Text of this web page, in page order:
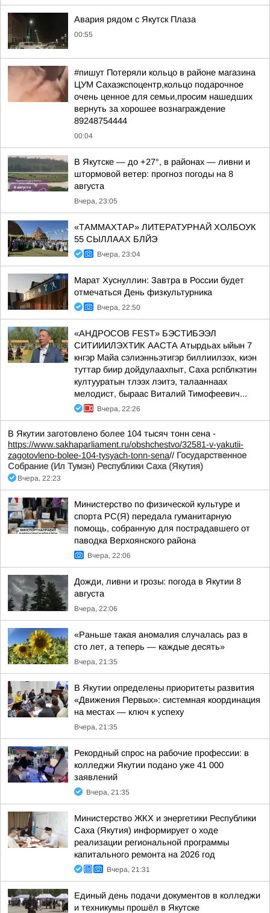
Авария рядом с Якутск Плаза
00:55
#пишут Потеряли кольцо в районе магазина
ЦУМ Сахаэкспоцентр,кольцо подарочное
очень ценное для семьи,просим нашедших
вернуть за хорошее вознаграждение
89248754444
00:04
В Якутске — до +27°, в районах — ливни и
штормовой ветер: прогноз погоды на 8
августа
Вчера, 23:05
«ТАММАХТАР» ЛИТЕРАТУРНАЙ ХОЛБОУК
55 СЫЛЛААХ БЛЙЭ
Вчера, 23:04
Марат Хуснуллин: Завтра в России будет
отмечаться День физкультурника
Вчера, 22:50
«АНДРОСОВ FEST» БЭСТИБЭЭЛ
СИТИИИЛЭХТИК ААСТА Атырдьах ыйын 7
кнгэр Майа сэлиэнньэтигэр биллиилээх, киэн
туттар биир дойдулаахпыт, Саха рспблкэтин
култууратын тлээх лэитэ, талааннаах
мелодист, быраас Виталий Тимофеевич...
Вчера, 22:26
В Якутии заготовлено более 104 тысяч тонн сена -
https://www.sakhaparliament.ru/obshchestvo/32581-v-yakutii-
zagotovleno-bolee-104-tysyach-tonn-sena// Государственное
Собрание (Ил Тумэн) Республики Саха (Якутия)
Вчера, 22:23
Министерство по физической культуре и
спорта РС(Я) передала гуманитарную
помощь, собранную для пострадавшего от
паводка Верхоянского района
Вчера, 22:06
Дожди, ливни и грозы: погода в Якутии 8
августа
Вчера, 22:06
«Раньше такая аномалия случалась раз в
сто лет, а теперь — каждые десять»
Вчера, 21:35
В Якутии определены приоритеты развития
«Движения Первых»: системная координация
на местах — ключ к успеху
Вчера, 21:35
Рекордный спрос на рабочие профессии: в
колледжи Якутии подано уже 41 000
заявлений
Вчера, 21:35
Министерство ЖКХ и энергетики Республики
Саха (Якутия) информирует о ходе
реализации региональной программы
капитального ремонта на 2026 год
Вчера, 21:31
Единый день подачи документов в колледжи
и техникумы прошёл в Якутске